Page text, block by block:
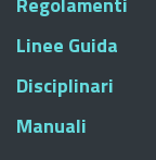
Linee Guida
Disciplinari
Manuali